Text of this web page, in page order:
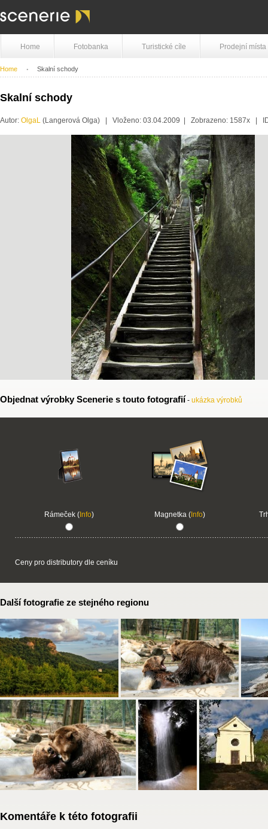
Home Fotobanka Turistické cíle Prodejní místa
Home Skalní schody
Skalní schody
Autor: OlgaL (Langerová Olga) | Vloženo: 03.04.2009 | Zobrazeno: 1587x |
Objednat výrobky Scenerie s touto fotografií - ukázka výrobků
Rámeček (Info) Magnetka (Info)
Ceny pro distributory dle ceníku
Další fotografie ze stejného regionu
Komentáře k této fotografii